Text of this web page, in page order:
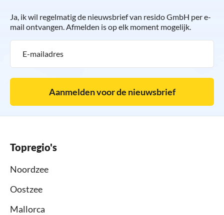
Ja, ik wil regelmatig de nieuwsbrief van resido GmbH per e-
mail ontvangen. Afmelden is op elk moment mogelijk.
Aanmelden voor de nieuwsbrief
Topregio's
Noordzee
Oostzee
Mallorca